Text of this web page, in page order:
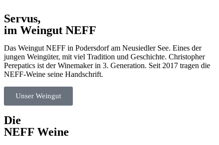
Servus,
im Weingut NEFF
Das Weingut NEFF in Podersdorf am Neusiedler See. Eines der
jungen Weingüter, mit viel Tradition und Geschichte. Christopher
Perepatics ist der Winemaker in 3. Generation. Seit 2017 tragen die
NEFF-Weine seine Handschrift.
Unser Weingut
Die
NEFF Weine